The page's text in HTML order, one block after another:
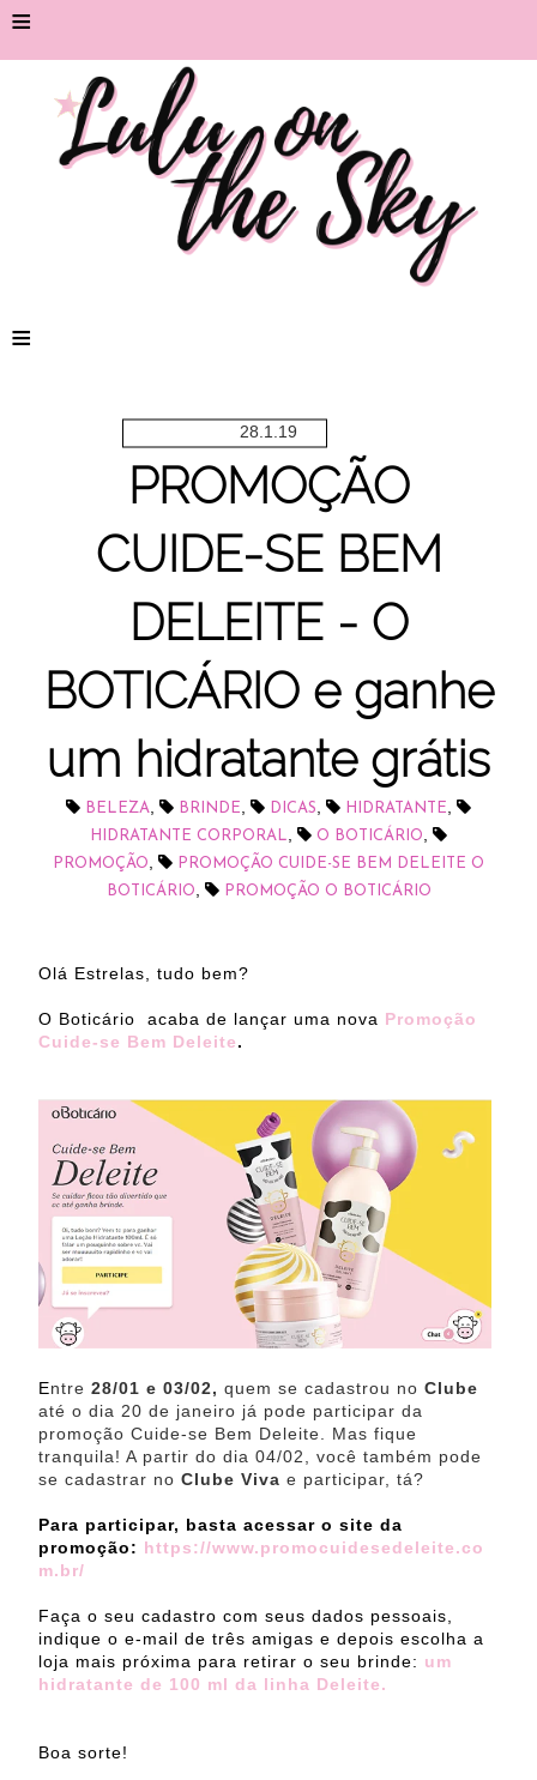
≡
≡
28.1.19
PROMOÇÃO
CUIDE-SE BEM
DELEITE - O
BOTICÁRIO e ganhe
um hidratante grátis
BELEZA, BRINDE, DICAS, HIDRATANTE,
HIDRATANTE CORPORAL, O BOTICÁRIO,
PROMOÇÃO,
PROMOÇÃO CUIDE-SE BEM DELEITE O
BOTICÁRIO, PROMOÇÃO O BOTICÁRIO
Olá Estrelas, tudo bem?
O Boticário acaba de lançar uma nova Promoção
Cuide-se Bem Deleite.
Entre 28/01 e 03/02, quem se cadastrou no Clube
até o dia 20 de janeiro já pode participar da
promoção Cuide-se Bem Deleite.
Mas fique
tranquila! A partir do dia 04/02, você também pode
se cadastrar no Clube Viva e participar, tá?
Para participar, basta acessar o site da
promoção: https://www.promocuidesedeleite.co
m.br/
Faça o seu cadastro com seus dados pessoais,
indique o e-mail de três amigas e depois escolha a
loja mais próxima para retirar o seu brinde: um
hidratante de 100 ml da linha Deleite.
Boa sorte!